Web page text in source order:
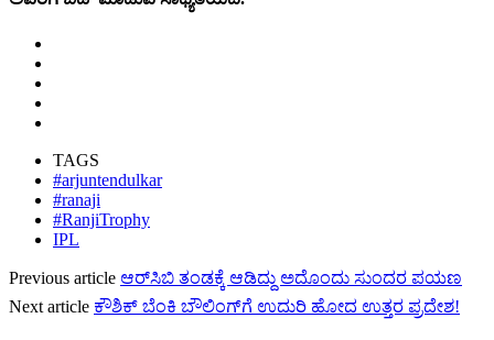
TAGS
#arjuntendulkar
#ranaji
#RanjiTrophy
IPL
Previous article ಆರ್‌ಸಿಬಿ ತಂಡಕ್ಕೆ ಆಡಿದ್ದು ಅದೊಂದು ಸುಂದರ ಪಯಣ
Next article ಕೌಶಿಕ್ ಬೆಂಕಿ ಬೌಲಿಂಗ್‌ಗೆ ಉದುರಿ ಹೋದ ಉತ್ತರ ಪ್ರದೇಶ!